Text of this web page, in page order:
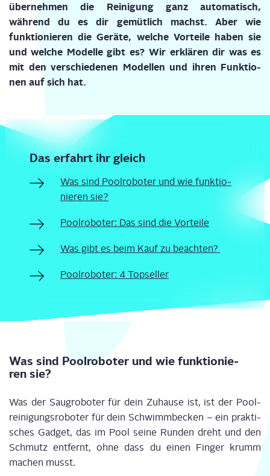
übernehmen die Reinigung ganz automatisch,
während du es dir gemütlich machst. Aber wie
funktionieren die Geräte, welche Vorteile haben sie
und welche Modelle gibt es? Wir erklä­ren dir was es
mit den ver­schie­de­nen Model­len und ihren Funk­tio­
nen auf sich hat.
Das erfahrt ihr gleich
Was sind Pool­ro­bo­ter und wie funk­tio­
nie­ren sie?
Pool­ro­bo­ter: Das sind die Vorteile
Was gibt es beim Kauf zu beachten?
Pool­ro­bo­ter: 4 Topseller
Was sind Pool­ro­bo­ter und wie funk­tio­nie­
ren sie?
Was der Saug­ro­bo­ter für dein Zuhau­se ist, ist der Pool­
rei­ni­gungs­ro­bo­ter für dein Schwimm­be­cken – ein prak­ti­
sches Gad­get, das im Pool sei­ne Run­den dreht und den
Schmutz ent­fernt, ohne dass du einen Fin­ger krumm
machen musst.